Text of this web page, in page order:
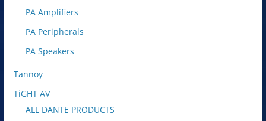
PA Amplifiers
PA Peripherals
PA Speakers
Tannoy
TiGHT AV
ALL DANTE PRODUCTS